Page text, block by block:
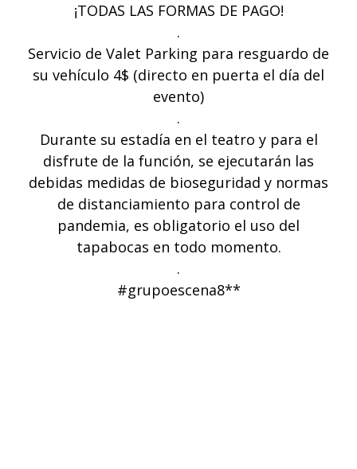
¡TODAS LAS FORMAS DE PAGO!
.
Servicio de Valet Parking para resguardo de
su vehículo 4$ (directo en puerta el día del
evento)
.
Durante su estadía en el teatro y para el
disfrute de la función, se ejecutarán las
debidas medidas de bioseguridad y normas
de distanciamiento para control de
pandemia, es obligatorio el uso del
tapabocas en todo momento.
.
#grupoescena8**